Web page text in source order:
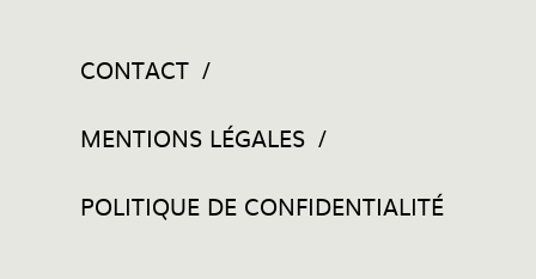
CONTACT
MENTIONS LÉGALES
POLITIQUE DE CONFIDENTIALITÉ